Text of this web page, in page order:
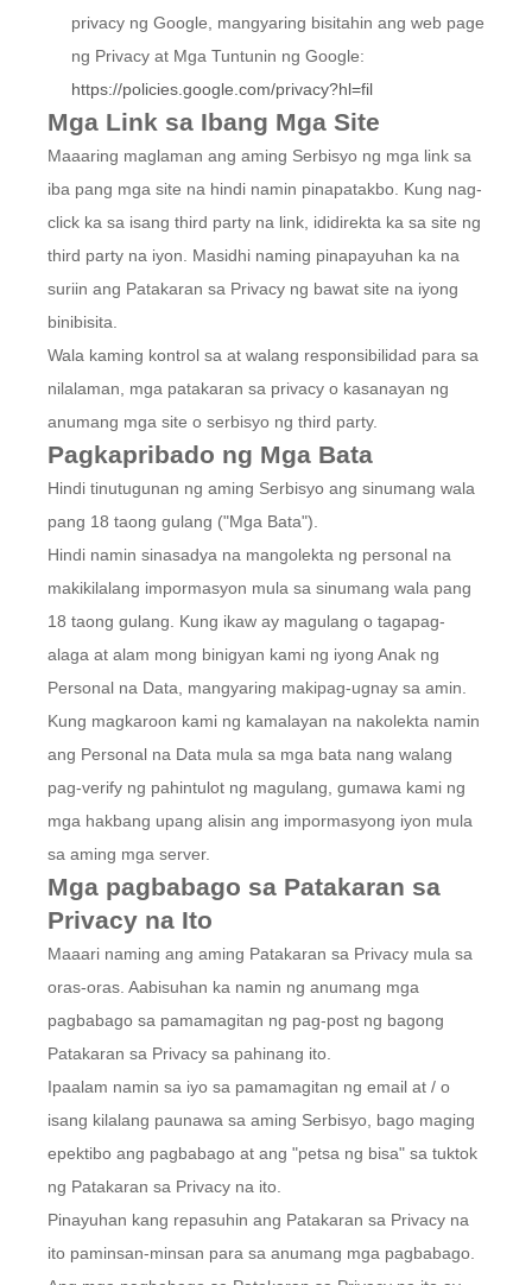
privacy ng Google, mangyaring bisitahin ang web page
ng Privacy at Mga Tuntunin ng Google:
https://policies.google.com/privacy?hl=fil
Mga Link sa Ibang Mga Site
Maaaring maglaman ang aming Serbisyo ng mga link sa
iba pang mga site na hindi namin pinapatakbo. Kung nag-
click ka sa isang third party na link, ididirekta ka sa site ng
third party na iyon. Masidhi naming pinapayuhan ka na
suriin ang Patakaran sa Privacy ng bawat site na iyong
binibisita.
Wala kaming kontrol sa at walang responsibilidad para sa
nilalaman, mga patakaran sa privacy o kasanayan ng
anumang mga site o serbisyo ng third party.
Pagkapribado ng Mga Bata
Hindi tinutugunan ng aming Serbisyo ang sinumang wala
pang 18 taong gulang ("Mga Bata").
Hindi namin sinasadya na mangolekta ng personal na
makikilalang impormasyon mula sa sinumang wala pang
18 taong gulang. Kung ikaw ay magulang o tagapag-
alaga at alam mong binigyan kami ng iyong Anak ng
Personal na Data, mangyaring makipag-ugnay sa amin.
Kung magkaroon kami ng kamalayan na nakolekta namin
ang Personal na Data mula sa mga bata nang walang
pag-verify ng pahintulot ng magulang, gumawa kami ng
mga hakbang upang alisin ang impormasyong iyon mula
sa aming mga server.
Mga pagbabago sa Patakaran sa
Privacy na Ito
Maaari naming ang aming Patakaran sa Privacy mula sa
oras-oras. Aabisuhan ka namin ng anumang mga
pagbabago sa pamamagitan ng pag-post ng bagong
Patakaran sa Privacy sa pahinang ito.
Ipaalam namin sa iyo sa pamamagitan ng email at / o
isang kilalang paunawa sa aming Serbisyo, bago maging
epektibo ang pagbabago at ang "petsa ng bisa" sa tuktok
ng Patakaran sa Privacy na ito.
Pinayuhan kang repasuhin ang Patakaran sa Privacy na
ito paminsan-minsan para sa anumang mga pagbabago.